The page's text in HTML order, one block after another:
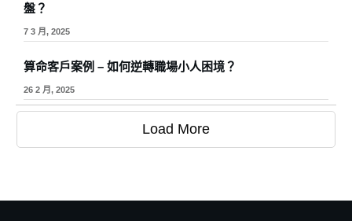
盤？
7 3 月, 2025
算命客戶案例 – 如何逆轉職場小人困境？
26 2 月, 2025
Load More